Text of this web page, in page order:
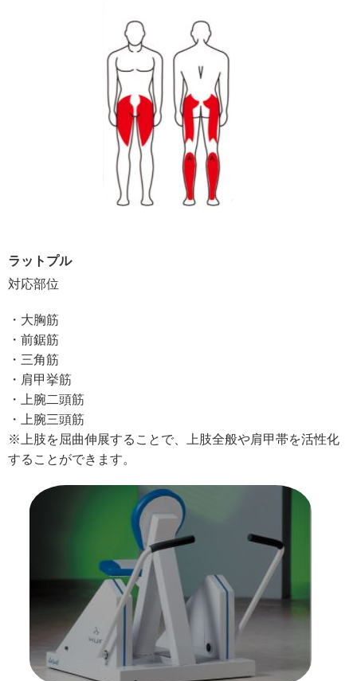
ラットプル
対応部位
・大胸筋
・前鋸筋
・三角筋
・肩甲挙筋
・上腕二頭筋
・上腕三頭筋
※上肢を屈曲伸展することで、上肢全般や肩甲帯を活性化
することができます。